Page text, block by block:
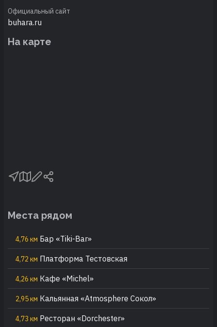
Официальный сайт
buhara.ru
На карте
Места рядом
4,76 км Бар «Tiki-Bar»
4,72 км Платформа Тестовская
4,26 км Кафе «Michel»
2,95 км Кальянная «Atmosphere Сокол»
4,73 км Ресторан «Dorchester»